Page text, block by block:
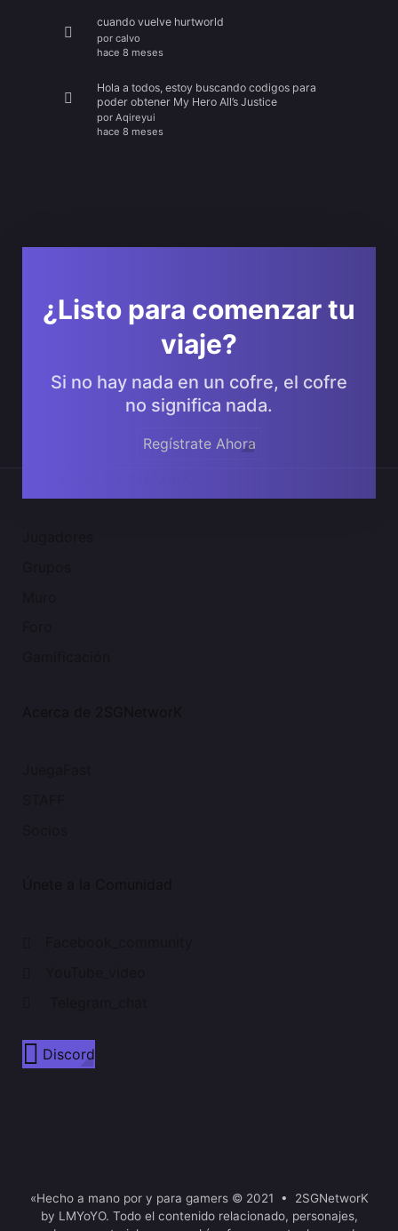
cuando vuelve hurtworld
por calvo
hace 8 meses
Hola a todos, estoy buscando codigos para
poder obtener My Hero All’s Justice
por Aqireyui
hace 8 meses
¿Listo para comenzar tu
viaje?
Si no hay nada en un cofre, el cofre
no significa nada.
Regístrate Ahora
Discord
«Hecho a mano por y para gamers © 2021 • 2SGNetworK
by LMYoYO. Todo el contenido relacionado, personajes,